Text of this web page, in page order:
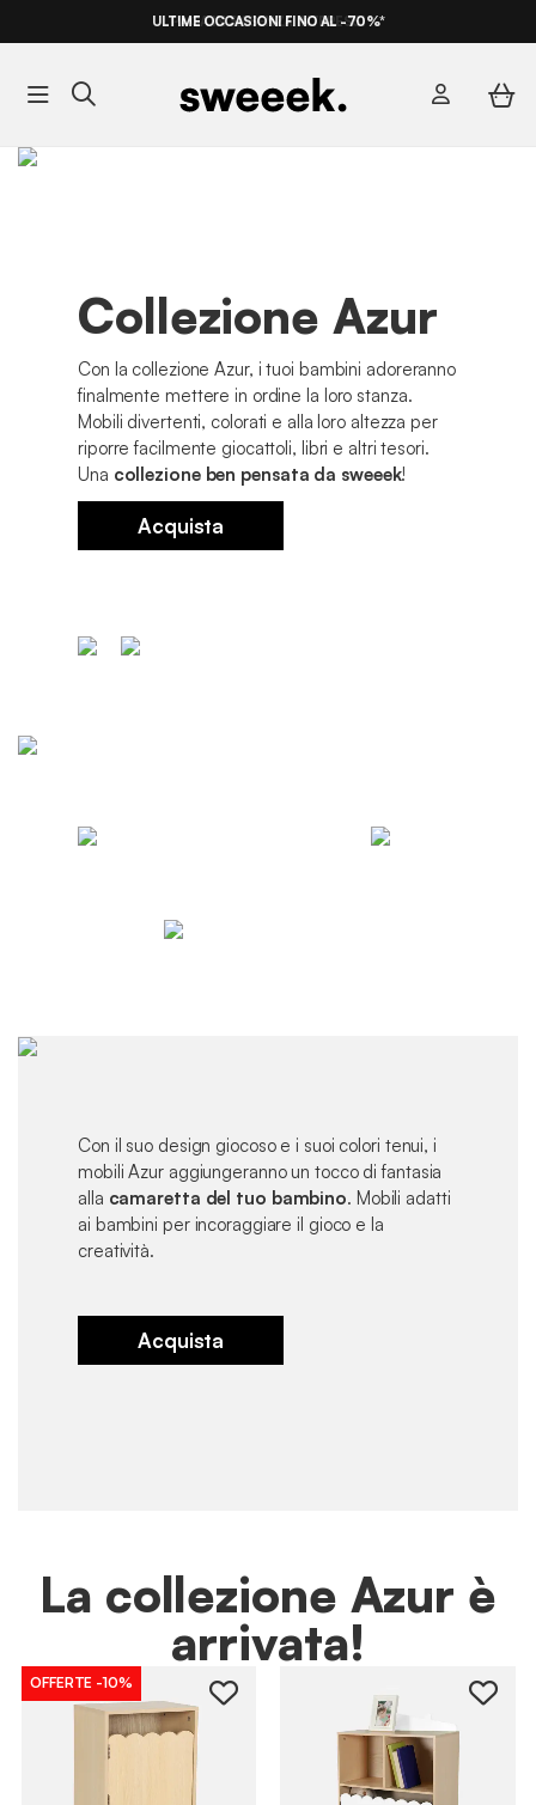
ULTIME OCCASIONI FINO AL -70%*
PAGA IN 3X SENZA INTERESSI
Collezione Azur
Con la collezione Azur, i tuoi bambini adoreranno
finalmente mettere in ordine la loro stanza.
Mobili divertenti, colorati e alla loro altezza per
riporre facilmente giocattoli, libri e altri tesori.
Una collezione ben pensata da sweeek!
Acquista
Con il suo design giocoso e i suoi colori tenui, i
mobili Azur aggiungeranno un tocco di fantasia
alla camaretta del tuo bambino. Mobili adatti
ai bambini per incoraggiare il gioco e la
creatività.
Acquista
La collezione Azur è
arrivata!
OFFERTE -10%